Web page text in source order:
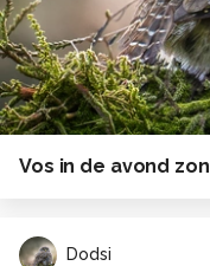
Vos in de avond zon
Dodsi